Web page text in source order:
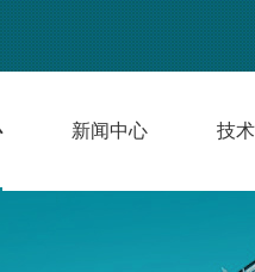
新闻中心 技